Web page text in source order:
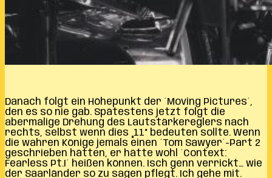
Danach folgt ein Höhepunkt der ´Moving Pictures´,
den es so nie gab. Spätestens jetzt folgt die
abermalige Drehung des Lautstärkereglers nach
rechts, selbst wenn dies „11“ bedeuten sollte. Wenn
die wahren Könige jemals einen ´Tom Sawyer´-Part 2
geschrieben hätten, er hätte wohl ´Context:
Fearless Pt.I´ heißen können. Isch genn verrickt… wie
der Saarländer so zu sagen pflegt. Ich gehe mit.